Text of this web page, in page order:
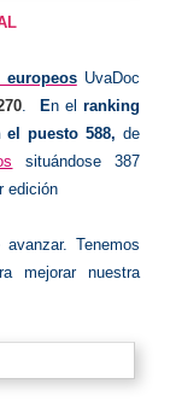
UvaDoc
En elranking
el puesto588,de
situándose 387
edición
Tenemos
mejorar nuestra